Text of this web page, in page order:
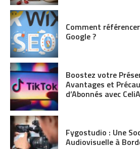
Comment
Google ?
Boostez votre
Avantages et
d’Abonnés avec
Fygostudio : Une
Audiovisuelle à